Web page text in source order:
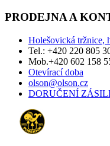
PRODEJNA A
Holešovická tržnice,
Tel.: +420 220 805
Mob.+420 602 158
Otevírací doba
olson@olson.cz
DORUČENÍ